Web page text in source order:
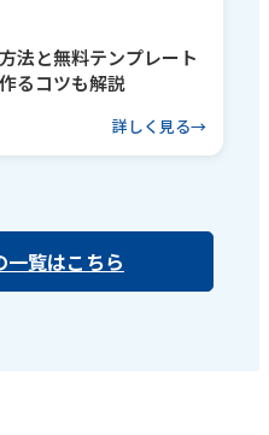
法と無料テンプレート
るコツも解説
詳しく見る
一覧はこちら